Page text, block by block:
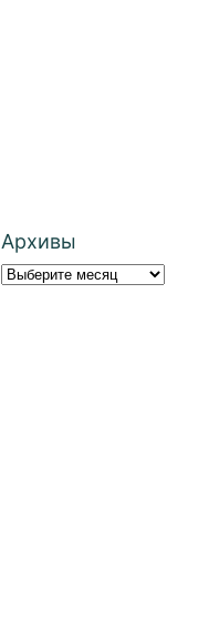
Архивы